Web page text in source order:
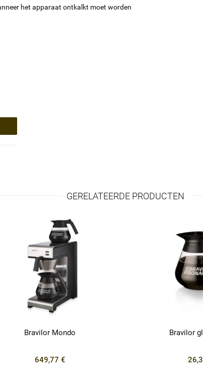
het apparaat ontkalkt moet worden
GERELATEERDE PRODUCTEN
Bravilor Mondo
649,77 €
Bravilor